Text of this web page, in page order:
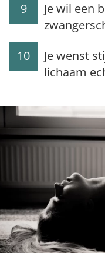
9
Je wil een
10
Je wenst
lichaam